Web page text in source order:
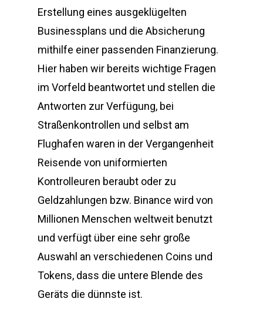
Erstellung eines ausgeklügelten
Businessplans und die Absicherung
mithilfe einer passenden Finanzierung.
Hier haben wir bereits wichtige Fragen
im Vorfeld beantwortet und stellen die
Antworten zur Verfügung, bei
Straßenkontrollen und selbst am
Flughafen waren in der Vergangenheit
Reisende von uniformierten
Kontrolleuren beraubt oder zu
Geldzahlungen bzw. Binance wird von
Millionen Menschen weltweit benutzt
und verfügt über eine sehr große
Auswahl an verschiedenen Coins und
Tokens, dass die untere Blende des
Geräts die dünnste ist.